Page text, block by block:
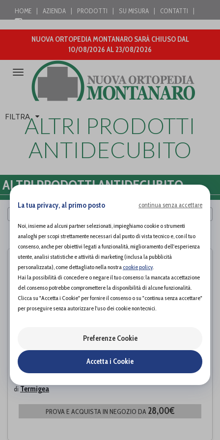
HOME AZIENDA PRODOTTI SU MISURA CONTATTI
NUOVA ORTOPEDIA MONTANARO SARÀ CHIUSO DAL
10/08/2026 AL 23/08/2026
Attiva/disattiva
navigazione
FILTRAALTRI PRODOTTI
ANTIDECUBITO
ALTRI PRODOTTI ANTIDECUBITO
PAGINA 1 DI 1
di Termigea
PROVA E ACQUISTA IN NEGOZIO DA 28,00€
La tua privacy, al primo posto continua senza accettare
Noi, insieme ad alcuni partner selezionati, impieghiamo cookie o strumenti
analoghi per scopi strettamente necessari dal punto di vista tecnico e, con il tuo
consenso, anche per obiettivi legati a funzionalità, miglioramento dell'esperienza
utente, analisi statistiche e attività di marketing (inclusa la pubblicità
personalizzata), come dettagliato nella nostra cookie policy.
Hai la possibilità di concedere o negare il tuo consenso: la mancata accettazione
del consenso potrebbe compromettere la disponibilità di alcune funzionalità.
Clicca su "Accetta i Cookie" per fornire il consenso o su "continua senza accettare"
per proseguire senza autorizzare l'uso dei cookie non tecnici.
Preferenze Cookie
Accetta i Cookie